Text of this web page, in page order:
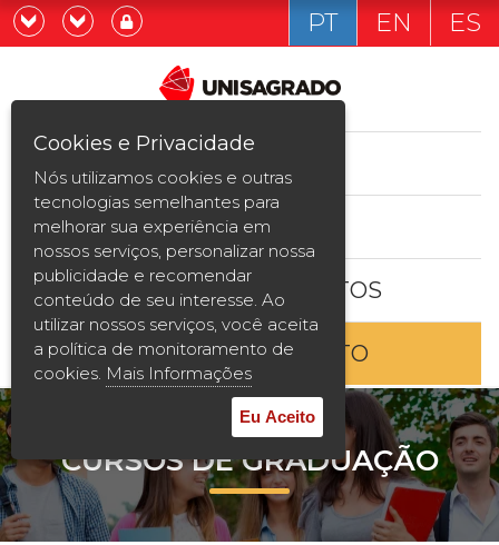
Graduação
Pós-graduação e MBA
Curta Duração
Vestibular
2ª Graduação
Transferência
Reingresso
Prouni
Já sou estudande
Quero ser estudante
PT EN ES
ESTUDE AQUI
BOLSAS E DESCONTOS
ENTRE EM CONTATO
CURSOS DE GRADUAÇÃO
Cookies e Privacidade
Nós utilizamos cookies e outras
tecnologias semelhantes para
melhorar sua experiência em
nossos serviços, personalizar nossa
publicidade e recomendar
conteúdo de seu interesse. Ao
utilizar nossos serviços, você aceita
a política de monitoramento de
cookies. Mais Informações
Eu Aceito